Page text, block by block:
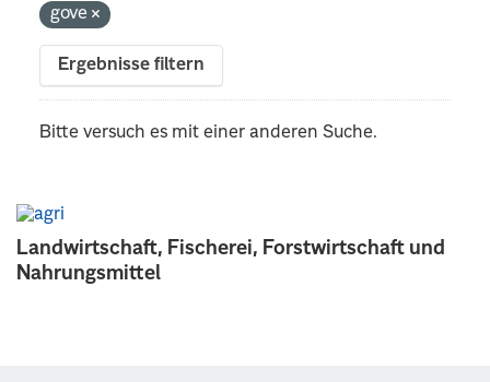
Landwirtschaft, Fischerei, Forstwirtschaft und
Nahrungsmittel
gove
Ergebnisse filtern
Bitte versuch es mit einer anderen Suche.